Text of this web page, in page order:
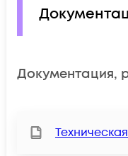
Документация,